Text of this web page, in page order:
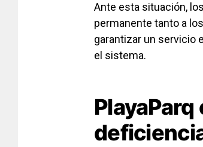
Ante esta situación,
permanente tanto a
garantizar un servicio
el sistema.